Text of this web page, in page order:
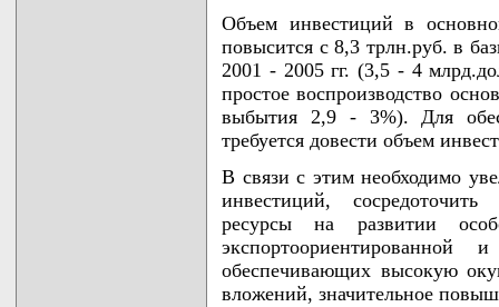
Объем инвестиций в
повысится с 8,3 трлн.руб. в
2001 - 2005 гг. (3,5 - 4
простое воспроизводство
выбытия 2,9 - 3%). Для
требуется довести объем
В связи с этим необходимо
инвестиций,
ресурсы на развитии
экспортоориентированной
обеспечивающих высокую
вложений, значительное